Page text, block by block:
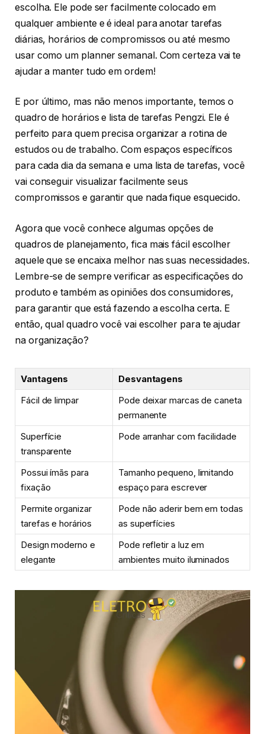
escolha. Ele pode ser facilmente colocado em
qualquer ambiente e é ideal para anotar tarefas
diárias, horários de compromissos ou até mesmo
usar como um planner semanal. Com certeza vai te
ajudar a manter tudo em ordem!
E por último, mas não menos importante, temos o
quadro de horários e lista de tarefas Pengzi. Ele é
perfeito para quem precisa organizar a rotina de
estudos ou de trabalho. Com espaços específicos
para cada dia da semana e uma lista de tarefas, você
vai conseguir visualizar facilmente seus
compromissos e garantir que nada fique esquecido.
Agora que você conhece algumas opções de
quadros de planejamento, fica mais fácil escolher
aquele que se encaixa melhor nas suas necessidades.
Lembre-se de sempre verificar as especificações do
produto e também as opiniões dos consumidores,
para garantir que está fazendo a escolha certa. E
então, qual quadro você vai escolher para te ajudar
na organização?
Vantagens
Desvantagens
Fácil de limpar
Pode deixar marcas de caneta
permanente
Superfície
transparente
Pode arranhar com facilidade
Possui ímãs para
fixação
Tamanho pequeno, limitando
espaço para escrever
Permite organizar
tarefas e horários
Pode não aderir bem em todas
as superfícies
Design moderno e
elegante
Pode refletir a luz em
ambientes muito iluminados